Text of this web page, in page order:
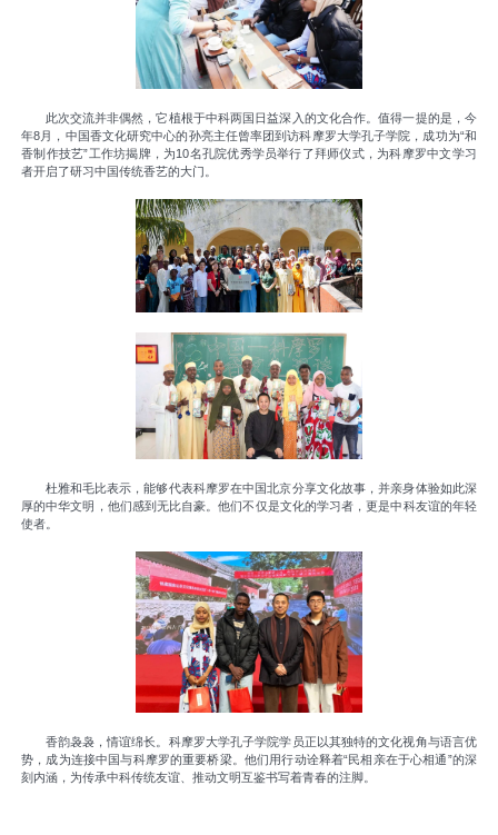
此次交流并非偶然，它植根于中科两国日益深入的文化合作。值得一提的是，今
年8月，中国香文化研究中心的孙亮主任曾率团到访科摩罗大学孔子学院，成功为“和
香制作技艺”工作坊揭牌，为10名孔院优秀学员举行了拜师仪式，为科摩罗中文学习
者开启了研习中国传统香艺的大门。
杜雅和毛比表示，能够代表科摩罗在中国北京分享文化故事，并亲身体验如此深
厚的中华文明，他们感到无比自豪。他们不仅是文化的学习者，更是中科友谊的年轻
使者。
香韵袅袅，情谊绵长。科摩罗大学孔子学院学员正以其独特的文化视角与语言优
势，成为连接中国与科摩罗的重要桥梁。他们用行动诠释着“民相亲在于心相通”的深
刻内涵，为传承中科传统友谊、推动文明互鉴书写着青春的注脚。